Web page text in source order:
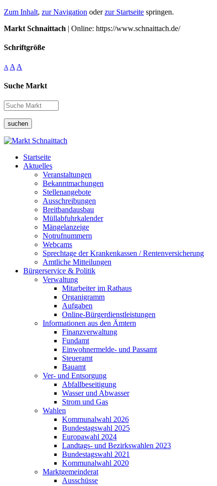
Zum Inhalt, zur Navigation oderzur Startseite springen.
Markt Schnaittach | Online: https://www.schnaittach.de/
Schriftgröße
A A A
Suche Markt
suchen
Startseite
Aktuelles
Veranstaltungen
Bekanntmachungen
Stellenangebote
Ausschreibungen
Breitbandausbau
Müllabfuhrkalender
Mängelanzeige
Notrufnummern
Webcams
Sprechtage der Krankenkassen / Rentenversicherung
Amtliche Mitteilungen
Bürgerservice & Politik
Verwaltung
Mitarbeiter im Rathaus
Organigramm
Aufgaben
Online-Bürgerdienstleistungen
Informationen aus den Ämtern
Finanzverwaltung
Fundamt
Einwohnermelde- und Passamt
Steueramt
Bauamt
Ver- und Entsorgung
Abfallbeseitigung
Wasser und Abwasser
Strom und Gas
Wahlen
Kommunalwahl 2026
Bundestagswahl 2025
Europawahl 2024
Landtags- und Bezirkswahlen 2023
Bundestagswahl 2021
Kommunalwahl 2020
Marktgemeinderat
Ausschüsse